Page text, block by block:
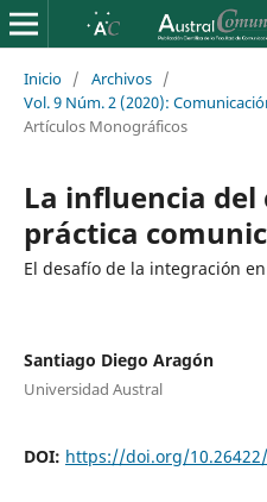
Inicio / Archivos /
Vol. 9 Núm. 2 (2020):
Artículos Monográficos
La influencia
práctica
El desafío de la integración
Santiago Diego Aragón
Universidad Austral
DOI: https://doi.org/